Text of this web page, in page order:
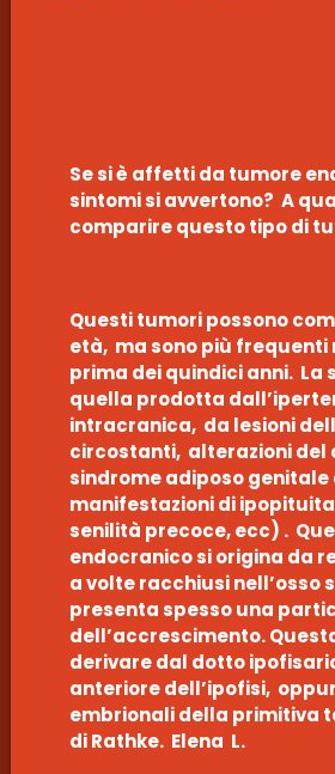
Se si è affetti da tumore
sintomi si avvertono? A
comparire questo tipo di
Questi tumori possono
età, ma sono più frequenti
prima dei quindici anni. La
quella prodotta
intracranica, da lesioni
circostanti, alterazioni del
sindrome adiposo genitale
manifestazioni di
senilità precoce, ecc) .
endocranico si origina da
a volte racchiusi nell’osso
presenta spesso una
dell’accrescimento.
derivare dal dotto
anteriore dell’ipofisi,
embrionali della primitiva
di Rathke. Elena L.